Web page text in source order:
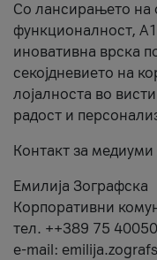
Со лансирањето на
функционалност,
иновативна врска
секојдневието на
лојалноста во
радост и
Контакт за
Емилија Зографска
Корпоративни
тел. ++389 75
e-mail: